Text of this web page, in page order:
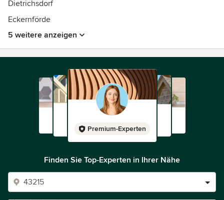
Dietrichsdorf
Eckernförde
5 weitere anzeigen
Premium-Experten
Finden Sie Top-Experten in Ihrer Nähe